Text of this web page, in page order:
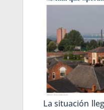
La situación